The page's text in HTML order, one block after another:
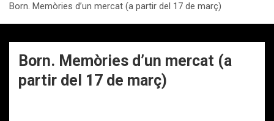
Born. Memòries d’un mercat (a partir del 17 de març)
Born. Memòries d’un mercat (a
partir del 17 de març)